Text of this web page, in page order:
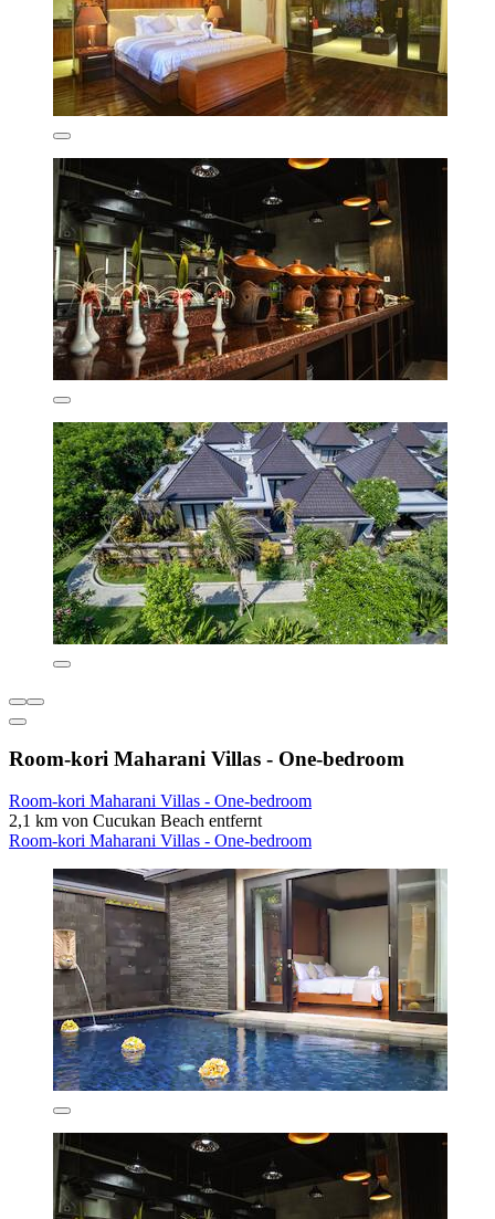
Room-kori Maharani Villas - One-bedroom
Room-kori Maharani Villas - One-bedroom
2,1 km von Cucukan Beach entfernt
Room-kori Maharani Villas - One-bedroom